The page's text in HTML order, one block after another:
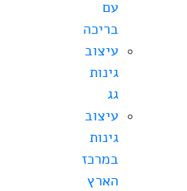
עם
בריכה
עיצוב
גינות
גג
עיצוב
גינות
במרכז
הארץ